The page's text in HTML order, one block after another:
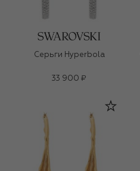
Серьги Hyperbola
33 900 ₽